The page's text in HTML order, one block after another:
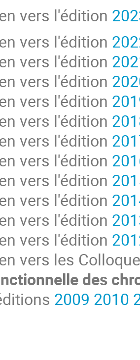
vers l'édition
vers l'édition
vers l'édition
vers l'édition
vers l'édition
vers l'édition
vers l'édition
vers l'édition
vers l'édition
vers l'édition
vers l'édition
vers l'édition
vers les
des
2009 2010